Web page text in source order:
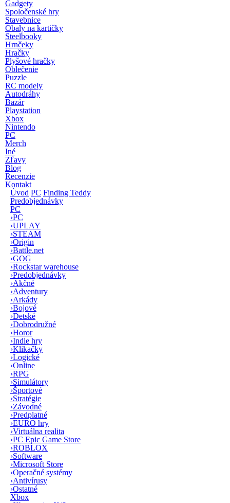
Gadgety
Spoločenské hry
Stavebnice
Obaly na kartičky
Steelbooky
Hrnčeky
Hračky
Plyšové hračky
Oblečenie
Puzzle
RC modely
Autodráhy
Bazár
Playstation
Xbox
Nintendo
PC
Merch
Iné
Zľavy
Blog
Recenzie
Kontakt
Úvod PC Finding Teddy
Predobjednávky
PC
›PC
›UPLAY
›STEAM
›Origin
›Battle.net
›GOG
›Rockstar warehouse
›Predobjednávky
›Akčné
›Adventury
›Arkády
›Bojové
›Detské
›Dobrodružné
›Horor
›Indie hry
›Klikačky
›Logické
›Online
›RPG
›Simulátory
›Športové
›Stratégie
›Závodné
›Predplatné
›EURO hry
›Virtuálna realita
›PC Epic Game Store
›ROBLOX
›Software
›Microsoft Store
›Operačné systémy
›Antivírusy
›Ostatné
Xbox